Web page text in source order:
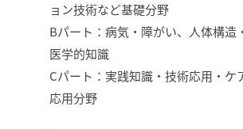
ョン技術など基礎分野
Bパート：病気・障がい、人体構造
医学的知識
Cパート：実践知識・技術応用・ケ
応用分野